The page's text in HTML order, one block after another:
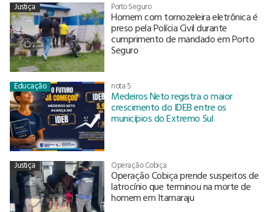
Justiça Porto Seguro
Homem com tornozeleira eletrônica é
preso pela Polícia Civil durante
cumprimento de mandado em Porto
Seguro
Educação nota 5
Medeiros Neto registra o maior
crescimento do IDEB entre os
municípios do Extremo Sul
Justiça Operação Cobiça
Operação Cobiça prende suspeitos de
latrocínio que terminou na morte de
homem em Itamaraju